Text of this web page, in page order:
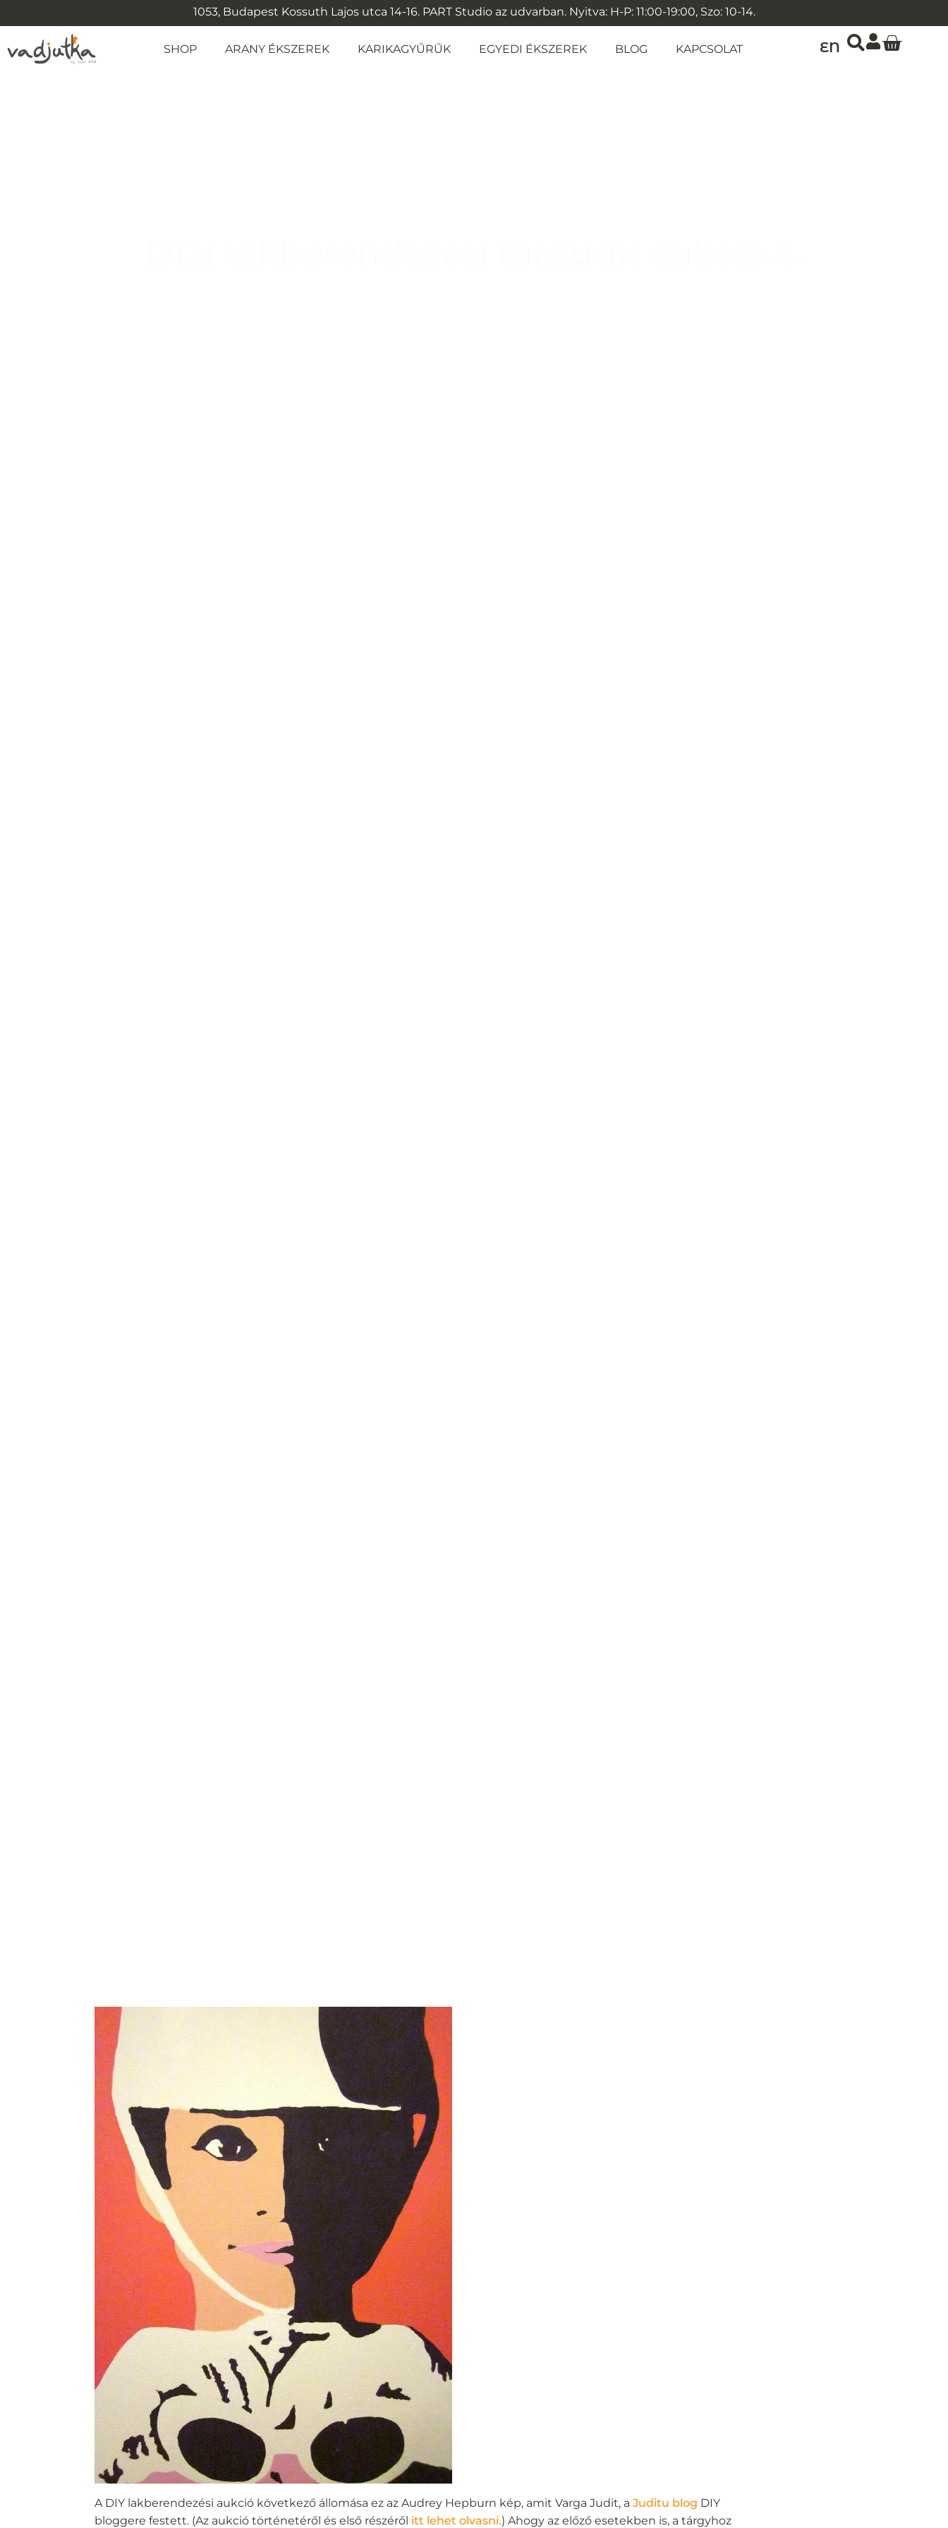
1053, Budapest Kossuth Lajos utca 14-16. PART Studio az udvarban. Nyitva: H-P: 11:00-19:00, Szo: 10-14.
SHOP ARANY ÉKSZEREK KARIKAGYŰRŰK EGYEDI ÉKSZEREK BLOG KAPCSOLAT EN
A DIY lakberendezési aukció következő állomása ez az Audrey Hepburn kép, amit Varga Judit, aJuditu blog DIY
bloggere festett. (Az aukció történetéről és első részéről itt lehet olvasni.) Ahogy az előző esetekben is, a tárgyhoz